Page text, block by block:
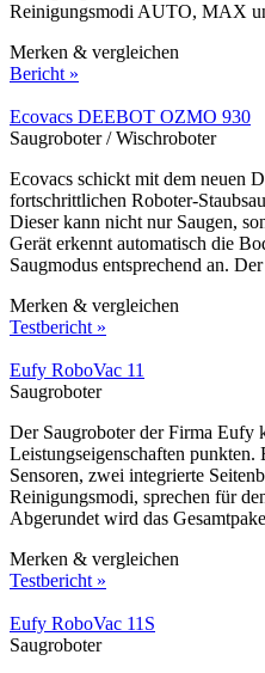
Reinigungsmodi AUTO, MAX
Merken & vergleichen
Bericht »
Ecovacs DEEBOT OZMO 930
Saugroboter / Wischroboter
Ecovacs schickt mit dem neuen
fortschrittlichen Roboter-
Dieser kann nicht nur Saugen,
Gerät erkennt automatisch die
Saugmodus entsprechend an.
Merken & vergleichen
Testbericht »
Eufy RoboVac 11
Saugroboter
Der Saugroboter der Firma Eufy
Leistungseigenschaften
Sensoren, zwei integrierte
Reinigungsmodi, sprechen für
Abgerundet wird das
Merken & vergleichen
Testbericht »
Eufy RoboVac 11S
Saugroboter